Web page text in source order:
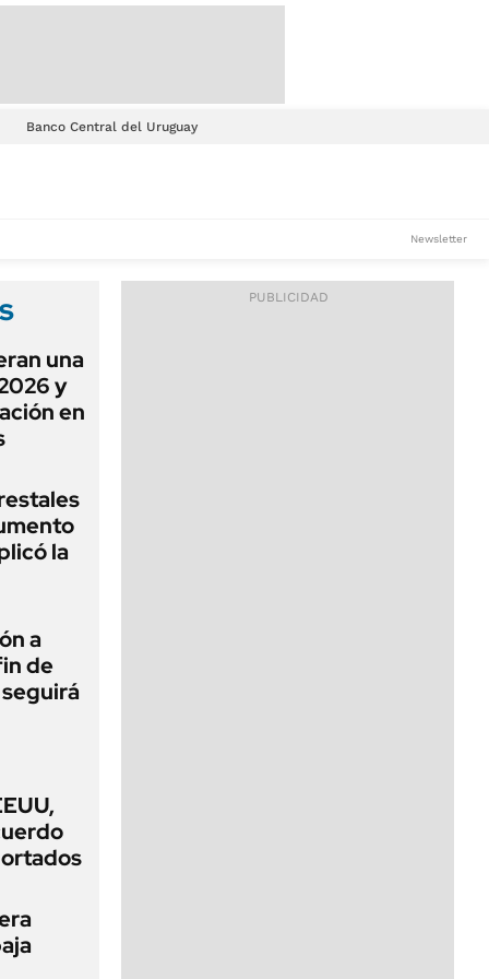
Banco Central del Uruguay
Newsletter
una
y
en
la
a
de